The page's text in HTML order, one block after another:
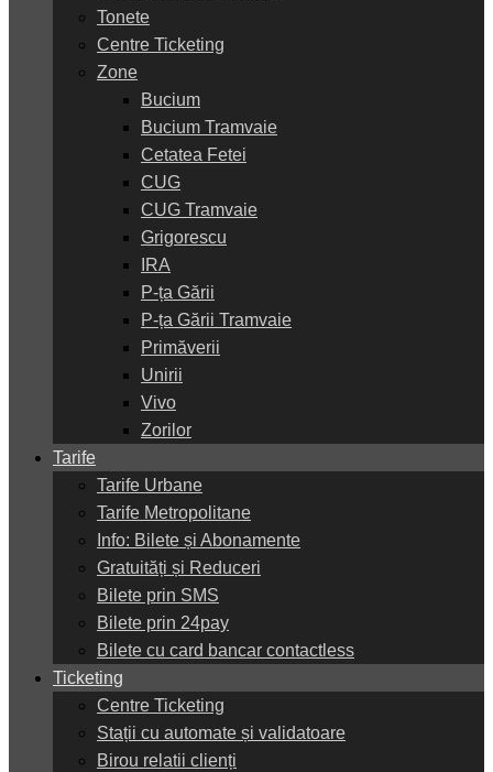
Tonete
Centre Ticketing
Zone
Bucium
Bucium Tramvaie
Cetatea Fetei
CUG
CUG Tramvaie
Grigorescu
IRA
P-ța Gării
P-ța Gării Tramvaie
Primăverii
Unirii
Vivo
Zorilor
Tarife
Tarife Urbane
Tarife Metropolitane
Info: Bilete și Abonamente
Gratuități și Reduceri
Bilete prin SMS
Bilete prin 24pay
Bilete cu card bancar contactless
Ticketing
Centre Ticketing
Stații cu automate și validatoare
Birou relatii clienți